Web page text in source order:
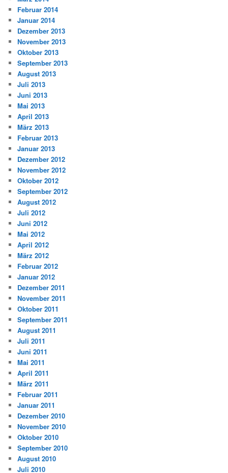
Februar 2014
Januar 2014
Dezember 2013
November 2013
Oktober 2013
September 2013
August 2013
Juli 2013
Juni 2013
Mai 2013
April 2013
März 2013
Februar 2013
Januar 2013
Dezember 2012
November 2012
Oktober 2012
September 2012
August 2012
Juli 2012
Juni 2012
Mai 2012
April 2012
März 2012
Februar 2012
Januar 2012
Dezember 2011
November 2011
Oktober 2011
September 2011
August 2011
Juli 2011
Juni 2011
Mai 2011
April 2011
März 2011
Februar 2011
Januar 2011
Dezember 2010
November 2010
Oktober 2010
September 2010
August 2010
Juli 2010